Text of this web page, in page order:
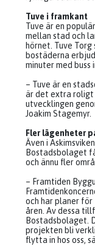
Tuve i framkant
Tuve är en
mellan stad och
hörnet. Tuve
bostäderna
minuter med buss
– Tuve är en
är det extra roligt
utvecklingen
Joakim Stagemyr.
Fler lägenheter
Även i
Bostadsbolaget
och ännu fler
– Framtiden
och har planer
åren. Av dessa
Bostadsbolaget.
projekten bli
flytta in hos oss,